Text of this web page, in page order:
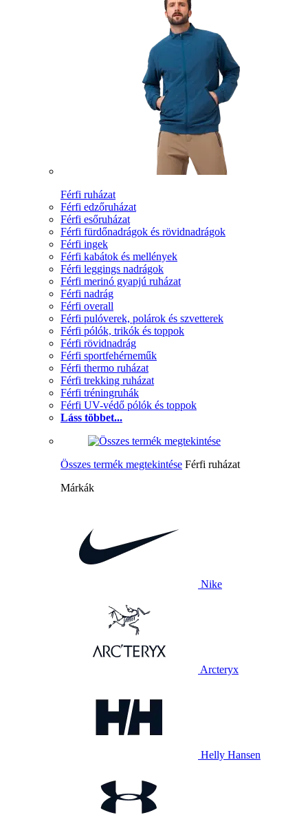
Férfi ruházat
Férfi edzőruházat
Férfi esőruházat
Férfi fürdőnadrágok és rövidnadrágok
Férfi ingek
Férfi kabátok és mellények
Férfi leggings nadrágok
Férfi merinó gyapjú ruházat
Férfi nadrág
Férfi overall
Férfi pulóverek, polárok és szvetterek
Férfi pólók, trikók és toppok
Férfi rövidnadrág
Férfi sportfehérneműk
Férfi thermo ruházat
Férfi trekking ruházat
Férfi tréningruhák
Férfi UV-védő pólók és toppok
Láss többet...
Összes termék megtekintése Férfi ruházat
Márkák
Nike
Arcteryx
Helly Hansen